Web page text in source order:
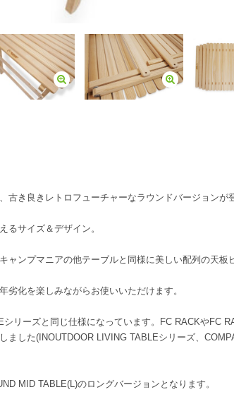
古き良きレトロフューチャーなラウンドバージョンが
るサイズ＆デザイン。
ャンプマニアの他テーブルと同様に美しい配列の天板
劣化を楽しみながらお使いいただけます。
リーズと同じ仕様になっています。FC RACKやFC
ました(INOUTDOOR LIVING TABLEシリーズ、
MID TABLE(L)のロングバージョンとなります。